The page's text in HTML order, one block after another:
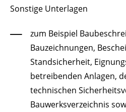
Sonstige Unterlagen
zum Beispiel
Bauzeichnungen,
Standsicherheit,
betreibenden Anlagen,
technischen
Bauwerksverzeichnis